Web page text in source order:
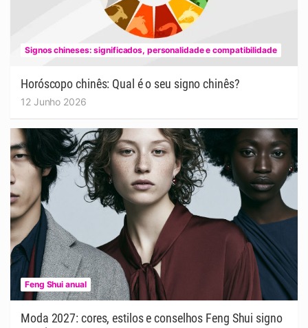
Signos chineses: significados, personalidade e compatibilidade
Horóscopo chinês: Qual é o seu signo chinês?
12 Junho 2026
Feng Shui anual
Moda 2027: cores, estilos e conselhos Feng Shui signo